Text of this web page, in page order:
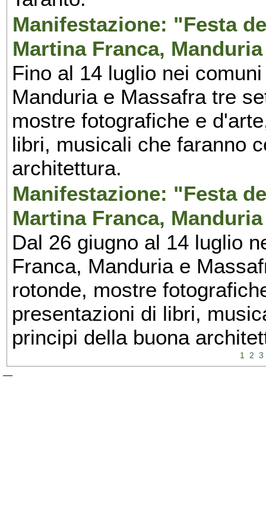
Manifestazione: "Festa
Martina Franca,
Fino al 14 luglio nei
Manduria e Massafra tre
mostre fotografiche e
libri, musicali che faranno
architettura.
Manifestazione: "Festa
Martina Franca,
Dal 26 giugno al 14 luglio
Franca, Manduria e
rotonde, mostre
presentazioni di libri,
principi della buona
1 2 3